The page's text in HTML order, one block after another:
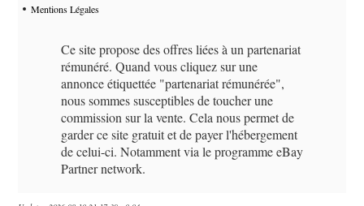
Mentions Légales
Ce site propose des offres liées à un partenariat
rémunéré. Quand vous cliquez sur une
annonce étiquettée "partenariat rémunérée",
nous sommes susceptibles de toucher une
commission sur la vente. Cela nous permet de
garder ce site gratuit et de payer l'hébergement
de celui-ci. Notamment via le programme eBay
Partner network.